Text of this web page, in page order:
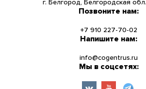
НОВОСТИ
УСЛУГИ
ИНФОРМАЦИЯ
КОНТАКТЫ
г. Белгород, Белгородская
Позвоните нам:
+7 910 227-70-02
Напишите нам:
info@cogentrus.ru
Мы в соцсетях: